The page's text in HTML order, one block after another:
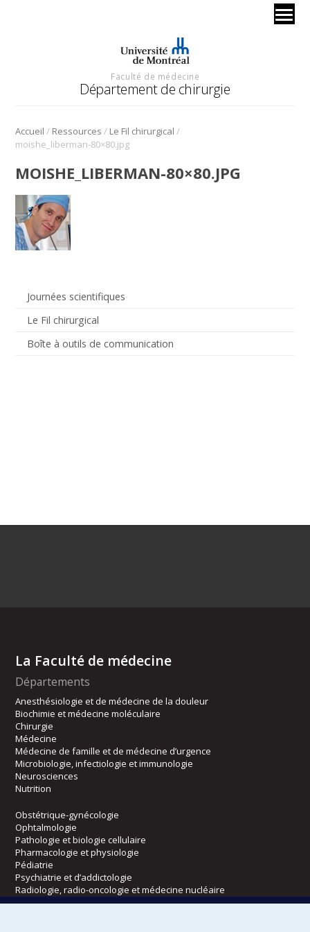
Faculté de médecine
Département de chirurgie
Accueil / Ressources / Le Fil chirurgical /
moishe_liberman-80×80.jpg
Journées scientifiques
Le Fil chirurgical
Boîte à outils de communication
MOISHE_LIBERMAN-80×80.JPG
La Faculté de médecine
Départements
Anesthésiologie et de médecine de la douleur
Biochimie et médecine moléculaire
Chirurgie
Médecine
Médecine de famille et de médecine d’urgence
Microbiologie, infectiologie et immunologie
Neurosciences
Nutrition
Obstétrique-gynécologie
Ophtalmologie
Pathologie et biologie cellulaire
Pharmacologie et physiologie
Pédiatrie
Psychiatrie et d’addictologie
Radiologie, radio-oncologie et médecine nucléaire